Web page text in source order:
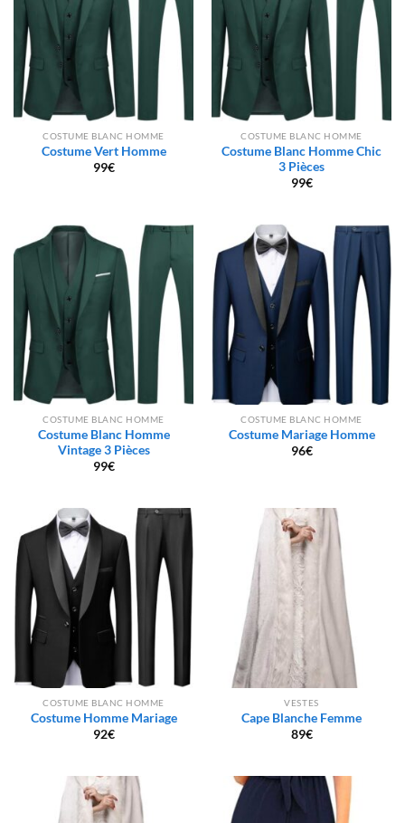
COSTUME BLANC HOMME
Costume Vert Homme
99€
COSTUME BLANC HOMME
Costume Blanc Homme Chic
3 Pièces
99€
COSTUME BLANC HOMME
Costume Blanc Homme
Vintage 3 Pièces
99€
COSTUME BLANC HOMME
Costume Mariage Homme
96€
COSTUME BLANC HOMME
Costume Homme Mariage
92€
VESTES
Cape Blanche Femme
89€